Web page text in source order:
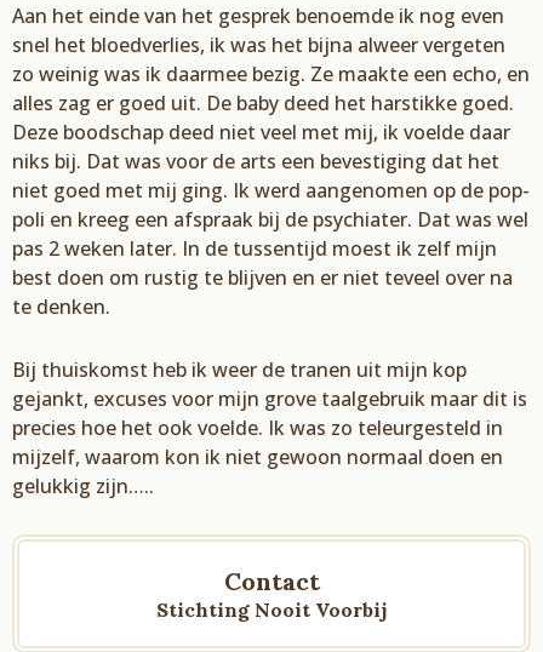
Aan het einde van het gesprek benoemde ik nog even
snel het bloedverlies, ik was het bijna alweer vergeten
zo weinig was ik daarmee bezig. Ze maakte een echo, en
alles zag er goed uit. De baby deed het harstikke goed.
Deze boodschap deed niet veel met mij, ik voelde daar
niks bij. Dat was voor de arts een bevestiging dat het
niet goed met mij ging. Ik werd aangenomen op de pop-
poli en kreeg een afspraak bij de psychiater. Dat was wel
pas 2 weken later. In de tussentijd moest ik zelf mijn
best doen om rustig te blijven en er niet teveel over na
te denken.
Bij thuiskomst heb ik weer de tranen uit mijn kop
gejankt, excuses voor mijn grove taalgebruik maar dit is
precies hoe het ook voelde. Ik was zo teleurgesteld in
mijzelf, waarom kon ik niet gewoon normaal doen en
gelukkig zijn…..
Contact
Stichting Nooit Voorbij